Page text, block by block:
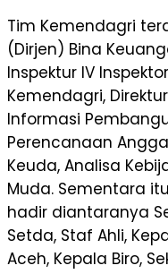
Tim Kemendagri
(Dirjen) Bina
Inspektur IV
Kemendagri,
Informasi
Perencanaan
Keuda, Analisa
Muda. Sementara
hadir diantaranya
Setda, Staf Ahli,
Aceh, Kepala Biro,